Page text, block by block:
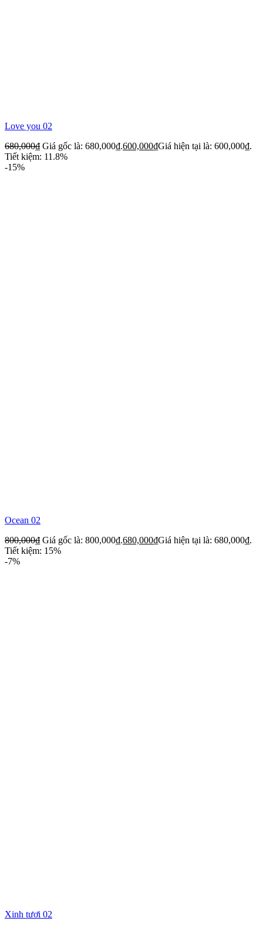
Love you 02
680,000₫ Giá gốc là: 680,000₫.600,000₫Giá hiện tại là: 600,000₫.
Tiết kiệm: 11.8%
-15%
Ocean 02
800,000₫ Giá gốc là: 800,000₫.680,000₫Giá hiện tại là: 680,000₫.
Tiết kiệm: 15%
-7%
Xinh tươi 02